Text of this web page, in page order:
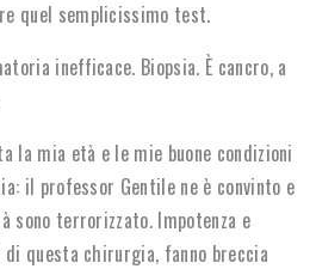
quel semplicissimo test.
inefficace. Biopsia. È cancro, a
la mia età e le mie buone condizioni
il professor Gentile ne è convinto e
sono terrorizzato. Impotenza e
questa chirurgia, fanno breccia